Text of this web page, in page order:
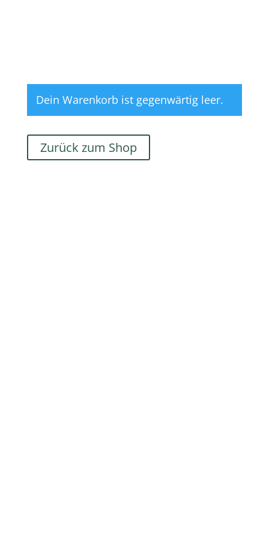
Dein Warenkorb ist gegenwärtig leer.
Zurück zum Shop